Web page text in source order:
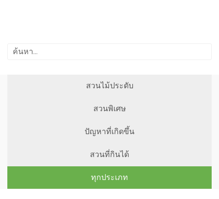
สวนไม้ประดับ
สวนพิเศษ
ปัญหาที่เกิดขึ้น
สวนที่กินได้
ทุกประเภท